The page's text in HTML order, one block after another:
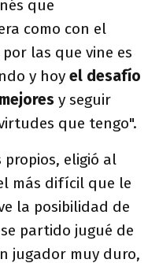
que
como con el
las que vine es
y hoy el desafío
y seguir
que tengo".
eligió al
más difícil que le
la posibilidad de
partido jugué de
jugador muy duro,